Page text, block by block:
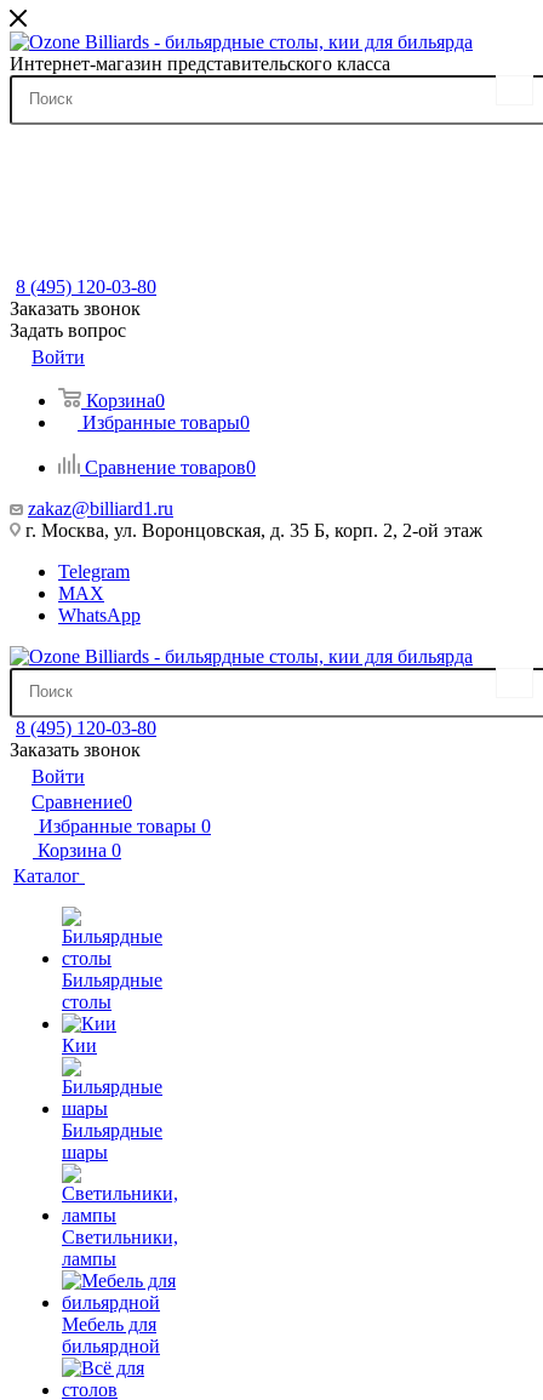
Интернет-магазин представительского класса
8 (495) 120-03-80
Заказать звонок
Задать вопрос
Войти
Корзина0
Избранные товары0
Сравнение товаров0
zakaz@billiard1.ru
г. Москва, ул. Воронцовская, д. 35 Б, корп. 2, 2-ой этаж
Telegram
MAX
WhatsApp
8 (495) 120-03-80
Заказать звонок
Войти
Сравнение0
Избранные товары 0
Корзина 0
Каталог
Бильярдные
столы
Кии
Бильярдные
шары
Светильники,
лампы
Мебель для
бильярдной